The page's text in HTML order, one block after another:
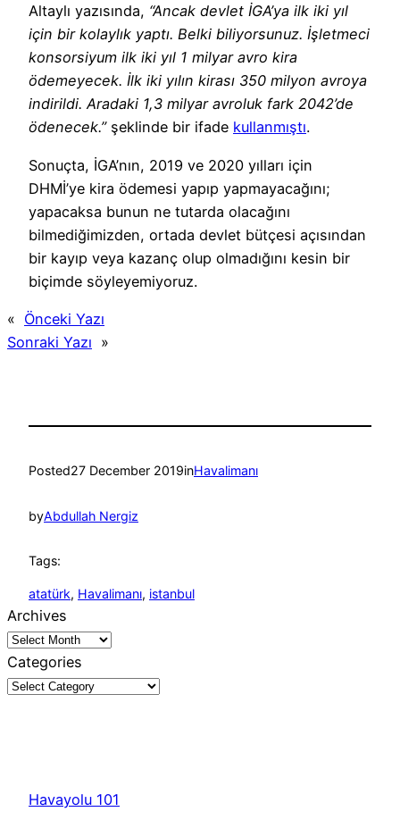
Altaylı yazısında, “Ancak devlet İGA’ya ilk iki yıl
için bir kolaylık yaptı. Belki biliyorsunuz. İşletmeci
konsorsiyum ilk iki yıl 1 milyar avro kira
ödemeyecek. İlk iki yılın kirası 350 milyon avroya
indirildi. Aradaki 1,3 milyar avroluk fark 2042’de
ödenecek.”şeklinde bir ifade kullanmıştı.
Sonuçta, İGA’nın, 2019 ve 2020 yılları için
DHMİ’ye kira ödemesi yapıp yapmayacağını;
yapacaksa bunun ne tutarda olacağını
bilmediğimizden, ortada devlet bütçesi açısından
bir kayıp veya kazanç olup olmadığını kesin bir
biçimde söyleyemiyoruz.
« Önceki Yazı
Sonraki Yazı »
Posted27 December 2019inHavalimanı
byAbdullah Nergiz
Tags:
atatürk, Havalimanı, istanbul
Archives
Categories
Havayolu 101